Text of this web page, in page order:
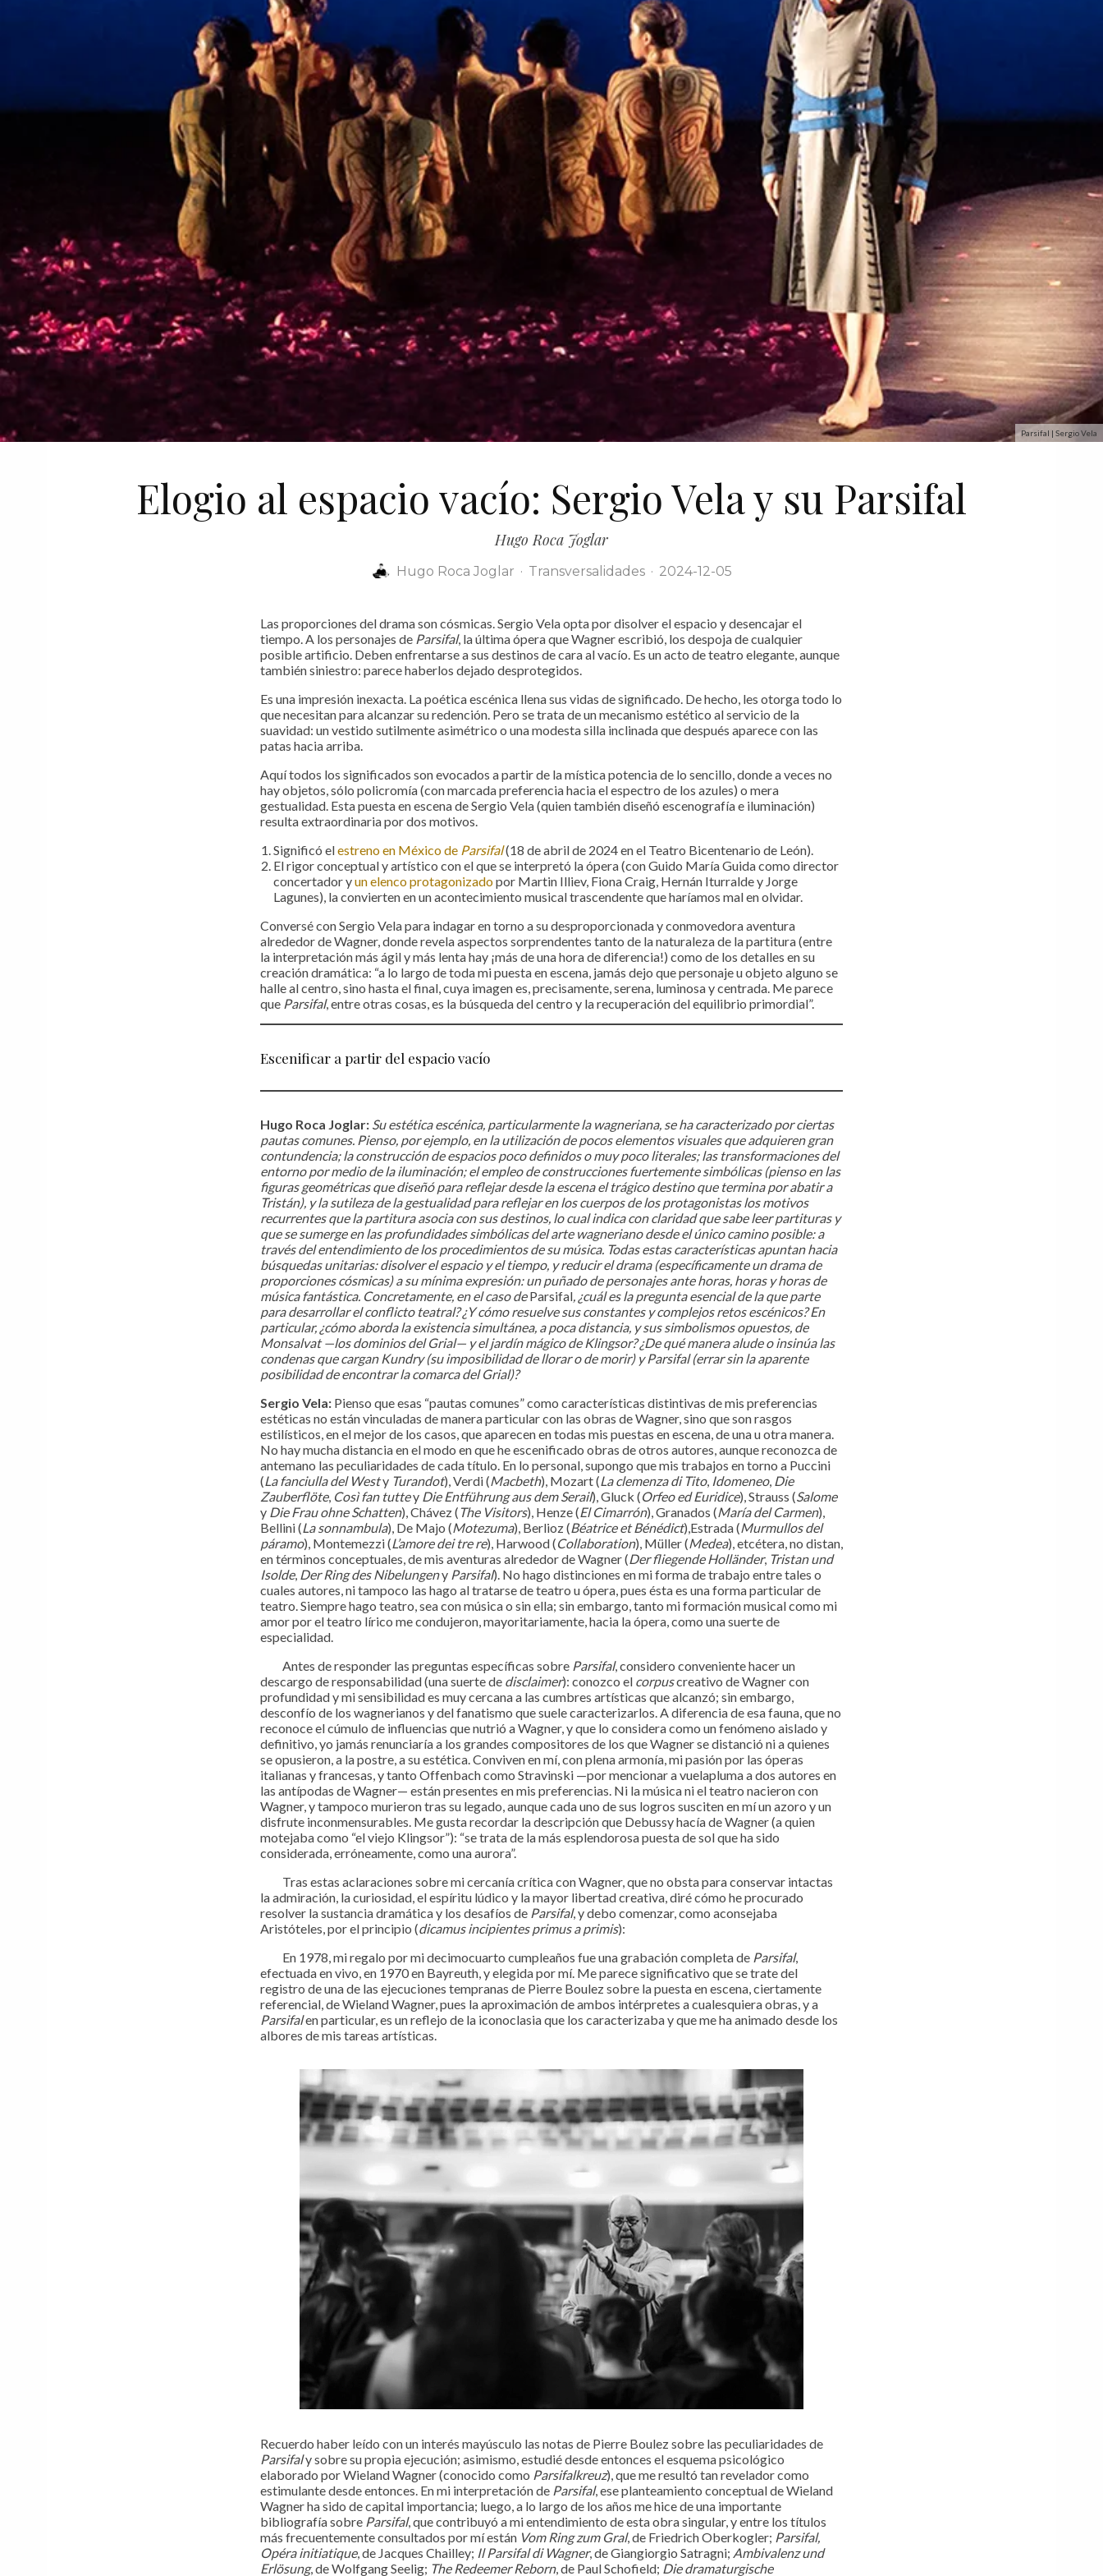
Parsifal | Sergio Vela
Elogio al espacio vacío: Sergio Vela y su Parsifal
Hugo Roca Joglar
Hugo Roca Joglar · Transversalidades · 2024-12-05
Las proporciones del drama son cósmicas. Sergio Vela opta por disolver el espacio y desencajar el
tiempo. A los personajes de Parsifal, la última ópera que Wagner escribió, los despoja de cualquier
posible artificio. Deben enfrentarse a sus destinos de cara al vacío. Es un acto de teatro elegante, aunque
también siniestro: parece haberlos dejado desprotegidos.
Es una impresión inexacta. La poética escénica llena sus vidas de significado. De hecho, les otorga todo lo
que necesitan para alcanzar su redención. Pero se trata de un mecanismo estético al servicio de la
suavidad: un vestido sutilmente asimétrico o una modesta silla inclinada que después aparece con las
patas hacia arriba.
Aquí todos los significados son evocados a partir de la mística potencia de lo sencillo, donde a veces no
hay objetos, sólo policromía (con marcada preferencia hacia el espectro de los azules) o mera
gestualidad. Esta puesta en escena de Sergio Vela (quien también diseñó escenografía e iluminación)
resulta extraordinaria por dos motivos.
Significó elestreno en México de Parsifal(18 de abril de 2024 en el Teatro Bicentenario de León).
El rigor conceptual y artístico con el que se interpretó la ópera (con Guido María Guida como director
concertador yun elenco protagonizadopor Martin Illiev, Fiona Craig, Hernán Iturralde y Jorge
Lagunes), la convierten en un acontecimiento musical trascendente que haríamos mal en olvidar.
Conversé con Sergio Vela para indagar en torno a su desproporcionada y conmovedora aventura
alrededor de Wagner, donde revela aspectos sorprendentes tanto de la naturaleza de la partitura (entre
la interpretación más ágil y más lenta hay ¡más de una hora de diferencia!) como de los detalles en su
creación dramática: “a lo largo de toda mi puesta en escena, jamás dejo que personaje u objeto alguno se
halle al centro, sino hasta el final, cuya imagen es, precisamente, serena, luminosa y centrada. Me parece
que Parsifal, entre otras cosas, es la búsqueda del centro y la recuperación del equilibrio primordial”.
Escenificar a partir del espacio vacío
Hugo Roca Joglar: Su estética escénica, particularmente la wagneriana, se ha caracterizado por ciertas
pautas comunes. Pienso, por ejemplo, en la utilización de pocos elementos visuales que adquieren gran
contundencia; la construcción de espacios poco definidos o muy poco literales; las transformaciones del
entorno por medio de la iluminación; el empleo de construcciones fuertemente simbólicas (pienso en las
figuras geométricas que diseñó para reflejar desde la escena el trágico destino que termina por abatir a
Tristán), y la sutileza de la gestualidad para reflejar en los cuerpos de los protagonistas los motivos
recurrentes que la partitura asocia con sus destinos, lo cual indica con claridad que sabe leer partituras y
que se sumerge en las profundidades simbólicas del arte wagneriano desde el único camino posible: a
través del entendimiento de los procedimientos de su música. Todas estas características apuntan hacia
búsquedas unitarias: disolver el espacio y el tiempo, y reducir el drama (específicamente un drama de
proporciones cósmicas) a su mínima expresión: un puñado de personajes ante horas, horas y horas de
música fantástica. Concretamente, en el caso deParsifal, ¿cuál es la pregunta esencial de la que parte
para desarrollar el conflicto teatral? ¿Y cómo resuelve sus constantes y complejos retos escénicos? En
particular, ¿cómo aborda la existencia simultánea, a poca distancia, y sus simbolismos opuestos, de
Monsalvat —los dominios del Grial— y el jardín mágico de Klingsor? ¿De qué manera alude o insinúa las
condenas que cargan Kundry (su imposibilidad de llorar o de morir) y Parsifal (errar sin la aparente
posibilidad de encontrar la comarca del Grial)?
Sergio Vela: Pienso que esas “pautas comunes” como características distintivas de mis preferencias
estéticas no están vinculadas de manera particular con las obras de Wagner, sino que son rasgos
estilísticos, en el mejor de los casos, que aparecen en todas mis puestas en escena, de una u otra manera.
No hay mucha distancia en el modo en que he escenificado obras de otros autores, aunque reconozca de
antemano las peculiaridades de cada título. En lo personal, supongo que mis trabajos en torno a Puccini
(La fanciulla del Westy Turandot), Verdi (Macbeth), Mozart (La clemenza di Tito, Idomeneo, Die
Zauberflöte, Così fan tuttey Die Entführung aus dem Serail), Gluck (Orfeo ed Euridice), Strauss (Salome
y Die Frau ohne Schatten), Chávez ( The Visitors), Henze (El Cimarrón), Granados (María del Carmen),
Bellini (La sonnambula), De Majo (Motezuma), Berlioz (Béatrice et Bénédict),Estrada (Murmullos del
páramo), Montemezzi (L’amore dei tre re), Harwood (Collaboration), Müller (Medea), etcétera, no distan,
en términos conceptuales, de mis aventuras alrededor de Wagner (Der fliegende Holländer, Tristan und
Isolde, Der Ring des Nibelungeny Parsifal). No hago distinciones en mi forma de trabajo entre tales o
cuales autores, ni tampoco las hago al tratarse de teatro u ópera, pues ésta es una forma particular de
teatro. Siempre hago teatro, sea con música o sin ella; sin embargo, tanto mi formación musical como mi
amor por el teatro lírico me condujeron, mayoritariamente, hacia la ópera, como una suerte de
especialidad.
Antes de responder las preguntas específicas sobre Parsifal, considero conveniente hacer un
descargo de responsabilidad (una suerte de disclaimer): conozco el corpuscreativo de Wagner con
profundidad y mi sensibilidad es muy cercana a las cumbres artísticas que alcanzó; sin embargo,
desconfío de los wagnerianos y del fanatismo que suele caracterizarlos. A diferencia de esa fauna, que no
reconoce el cúmulo de influencias que nutrió a Wagner, y que lo considera como un fenómeno aislado y
definitivo, yo jamás renunciaría a los grandes compositores de los que Wagner se distanció ni a quienes
se opusieron, a la postre, a su estética. Conviven en mí, con plena armonía, mi pasión por las óperas
italianas y francesas, y tanto Offenbach como Stravinski —por mencionar a vuelapluma a dos autores en
las antípodas de Wagner— están presentes en mis preferencias. Ni la música ni el teatro nacieron con
Wagner, y tampoco murieron tras su legado, aunque cada uno de sus logros susciten en mí un azoro y un
disfrute inconmensurables. Me gusta recordar la descripción que Debussy hacía de Wagner (a quien
motejaba como “el viejo Klingsor”): “se trata de la más esplendorosa puesta de sol que ha sido
considerada, erróneamente, como una aurora”.
Tras estas aclaraciones sobre mi cercanía crítica con Wagner, que no obsta para conservar intactas
la admiración, la curiosidad, el espíritu lúdico y la mayor libertad creativa, diré cómo he procurado
resolver la sustancia dramática y los desafíos de Parsifal, y debo comenzar, como aconsejaba
Aristóteles, por el principio (dicamus incipientes primus a primis):
En 1978, mi regalo por mi decimocuarto cumpleaños fue una grabación completa de Parsifal,
efectuada en vivo, en 1970 en Bayreuth, y elegida por mí. Me parece significativo que se trate del
registro de una de las ejecuciones tempranas de Pierre Boulez sobre la puesta en escena, ciertamente
referencial, de Wieland Wagner, pues la aproximación de ambos intérpretes a cualesquiera obras, y a
Parsifalen particular, es un reflejo de la iconoclasia que los caracterizaba y que me ha animado desde los
albores de mis tareas artísticas.
Recuerdo haber leído con un interés mayúsculo las notas de Pierre Boulez sobre las peculiaridades de
Parsifaly sobre su propia ejecución; asimismo, estudié desde entonces el esquema psicológico
elaborado por Wieland Wagner (conocido como Parsifalkreuz), que me resultó tan revelador como
estimulante desde entonces. En mi interpretación de Parsifal, ese planteamiento conceptual de Wieland
Wagner ha sido de capital importancia; luego, a lo largo de los años me hice de una importante
bibliografía sobre Parsifal, que contribuyó a mi entendimiento de esta obra singular, y entre los títulos
más frecuentemente consultados por mí están Vom Ring zum Gral, de Friedrich Oberkogler; Parsifal,
Opéra initiatique, de Jacques Chailley; Il Parsifal di Wagner, de Giangiorgio Satragni; Ambivalenz und
Erlösung, de Wolfgang Seelig; The Redeemer Reborn, de Paul Schofield; Die dramaturgische